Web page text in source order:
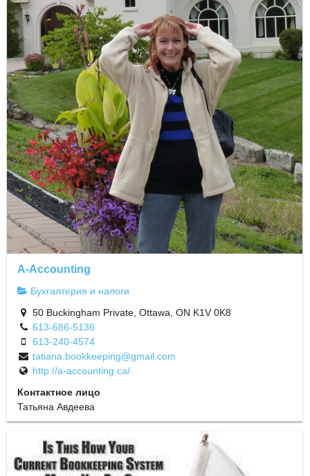
A-Accounting
Бухгалтерия и налоги
50 Buckingham Private, Ottawa, ON K1V 0K8
613-686-5136
613-240-4574
tatiana.bookkeeping@gmail.com
http://a-accounting.ca/
Контактное лицо
Татьяна Авдеева